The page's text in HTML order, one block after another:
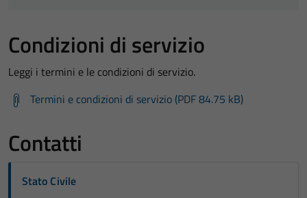
Condizioni di servizio
Leggi i termini e le condizioni di servizio.
Termini e condizioni di servizio (PDF 84.75 kB)
Contatti
Stato Civile